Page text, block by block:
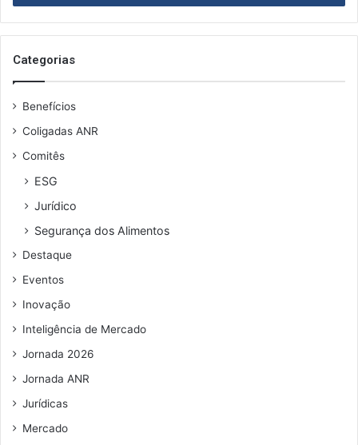
r
a
s
e
n
e
e
e
a
i
Categorias
Benefícios
Coligadas ANR
Comitês
ESG
Jurídico
Segurança dos Alimentos
Destaque
Eventos
Inovação
Inteligência de Mercado
Jornada 2026
Jornada ANR
Jurídicas
Mercado